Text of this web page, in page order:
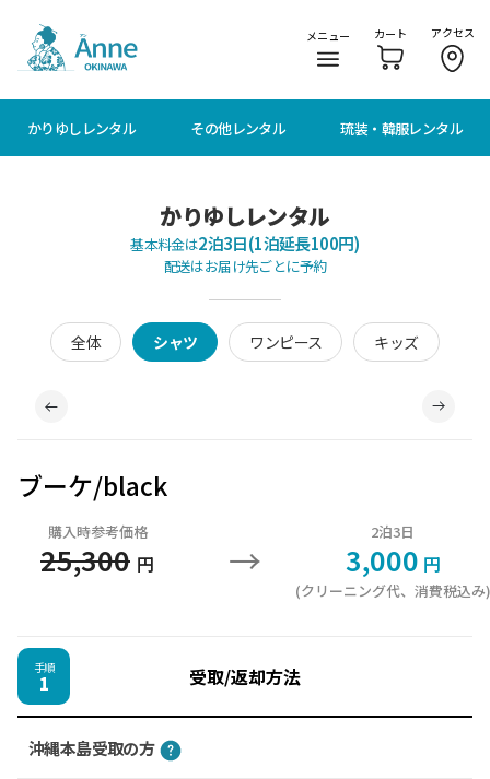
メニュー カート アクセス
かりゆしレンタル その他レンタル 琉装・韓服レンタル
かりゆしレンタル
基本料金は2泊3日(1泊延長100円)
配送はお届け先ごとに予約
全体 シャツ ワンピース キッズ
ブーケ/black
購入時参考価格
25,300 円 →
2泊3日
3,000 円
(クリーニング代、消費税込み)
手順
1 受取/返却方法
沖縄本島受取の方